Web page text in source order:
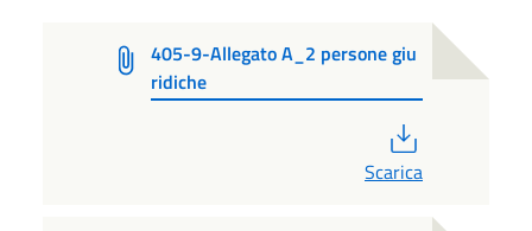
405-9-Allegato A_2 persone giu
ridiche
Scarica